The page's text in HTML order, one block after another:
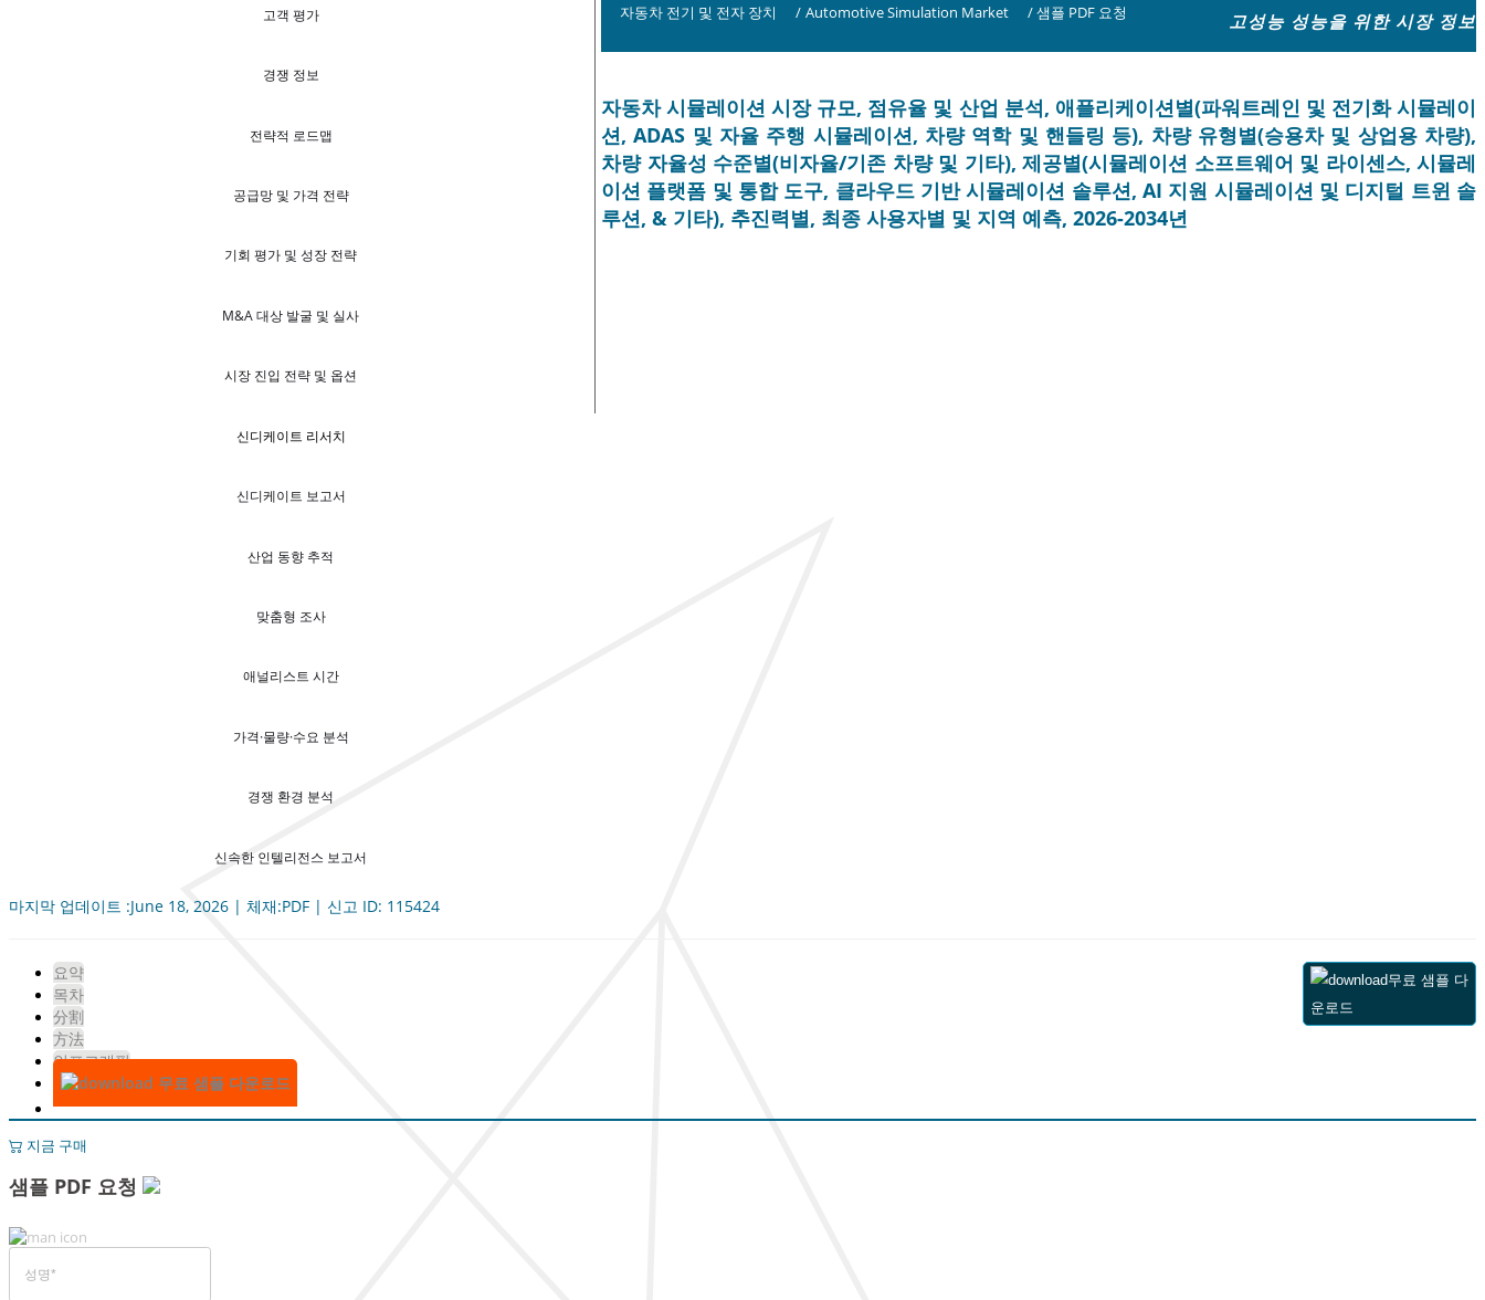
고객 평가
경쟁 정보
전략적 로드맵
공급망 및 가격 전략
기회 평가 및 성장 전략
M&A 대상 발굴 및 실사
시장 진입 전략 및 옵션
신디케이트 리서치
신디케이트 보고서
산업 동향 추적
맞춤형 조사
애널리스트 시간
가격·물량·수요 분석
경쟁 환경 분석
신속한 인텔리전스 보고서
자동차 전기 및 전자 장치 / Automotive Simulation Market / 샘플 PDF 요청 고성능 성능을 위한 시장 정보
자동차 시뮬레이션 시장 규모, 점유율 및 산업 분석, 애플리케이션별(파워트레인 및 전기화 시뮬레이
션, ADAS 및 자율 주행 시뮬레이션, 차량 역학 및 핸들링 등), 차량 유형별(승용차 및 상업용 차량),
차량 자율성 수준별(비자율/기존 차량 및 기타), 제공별(시뮬레이션 소프트웨어 및 라이센스, 시뮬레
이션 플랫폼 및 통합 도구, 클라우드 기반 시뮬레이션 솔루션, AI 지원 시뮬레이션 및 디지털 트윈 솔
루션, & 기타), 추진력별, 최종 사용자별 및 지역 예측, 2026-2034년
마지막 업데이트 :June 18, 2026 | 체재:PDF | 신고 ID: 115424
요약
목차
分割
方法
인포그래픽
무료 샘플 다운로드
무료 샘플 다
운로드
지금 구매
샘플 PDF 요청